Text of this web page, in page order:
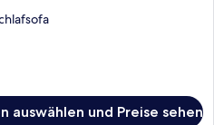
auswählen und Preise sehen